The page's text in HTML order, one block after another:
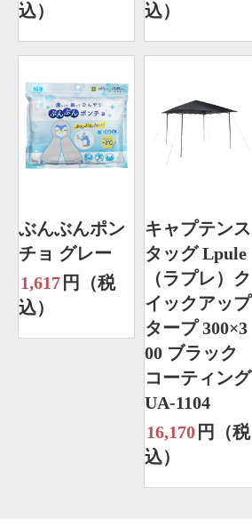
込）
込）
ぶんぶんポン
チョ グレー
1,617 円（税
込）
キャプテンス
タッグ Lpule
（ラプレ）ク
イックアップ
タープ 300×3
00 ブラック
コーティング
UA-1104
16,170 円（税
込）